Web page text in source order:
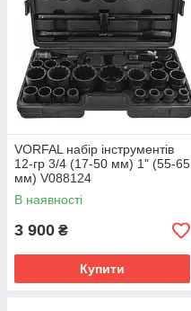
VORFAL набір інструментів
12-гр 3/4 (17-50 мм) 1" (55-65
мм) V088124
В наявності
3 900 ₴
Купити